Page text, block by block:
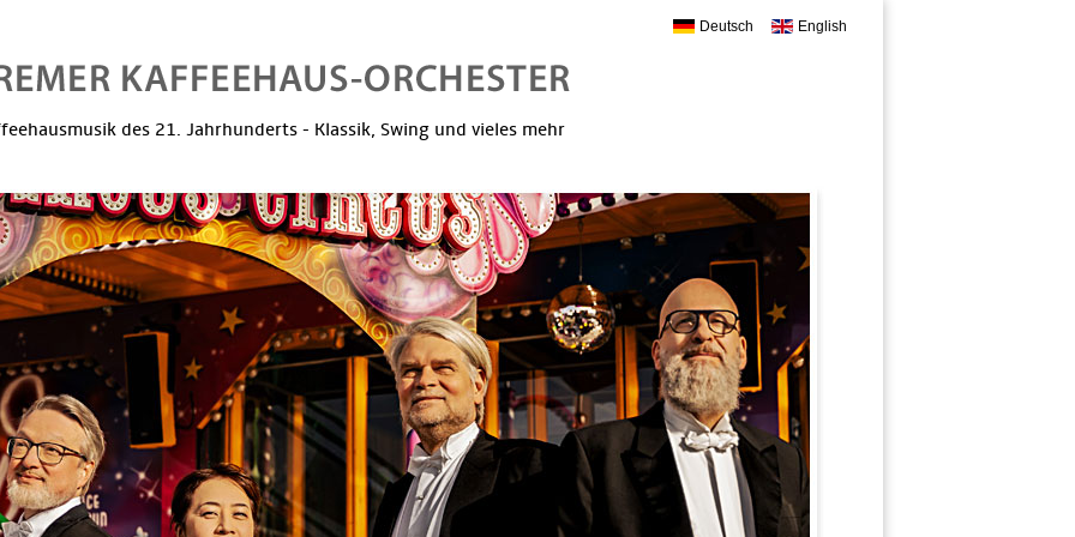
Deutsch English
des 21. Jahrhunderts - Klassik, Swing und vieles mehr